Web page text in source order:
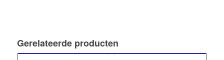
Gerelateerde producten